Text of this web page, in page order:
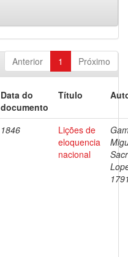
Anterior 1 Próximo
Data do
documento
Título
1846
Lições de
eloquencia
nacional